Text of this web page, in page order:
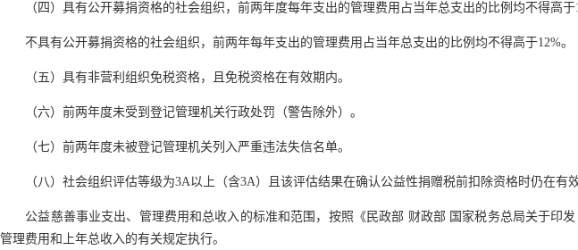
（四）具有公开募捐资格的社会组织，前两年度每年支出的管理费用占当年总支出的比例均不得高于
不具有公开募捐资格的社会组织，前两年每年支出的管理费用占当年总支出的比例均不得高于12%。
（五）具有非营利组织免税资格，且免税资格在有效期内。
（六）前两年度未受到登记管理机关行政处罚（警告除外）。
（七）前两年度未被登记管理机关列入严重违法失信名单。
（八）社会组织评估等级为3A以上（含3A）且该评估结果在确认公益性捐赠税前扣除资格时仍在有效
公益慈善事业支出、管理费用和总收入的标准和范围，按照《民政部 财政部 国家税务总局关于印发
管理费用和上年总收入的有关规定执行。